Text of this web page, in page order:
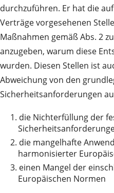
durchzuführen. Er hat die
Verträge vorgesehenen
Maßnahmen gemäß Abs. 2
anzugeben, warum diese
wurden. Diesen Stellen ist
Abweichung von den
Sicherheitsanforderungen
1. die Nichterfüllung der
2. die mangelhafte
harmonisierter
3. einen Mangel der
Europäischen Normen